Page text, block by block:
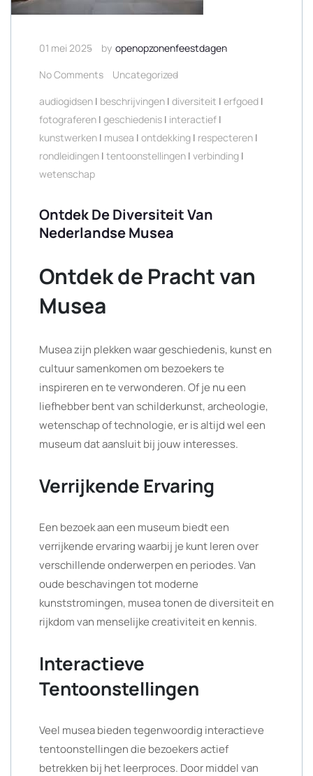
01 mei 2025 by openopzonenfeestdagen
No Comments
Uncategorized
audiogidsen | beschrijvingen | diversiteit | erfgoed |
fotograferen | geschiedenis | interactief |
kunstwerken | musea | ontdekking | respecteren |
rondleidingen | tentoonstellingen | verbinding |
wetenschap
Ontdek De Diversiteit Van
Nederlandse Musea
Ontdek de Pracht van
Musea
Musea zijn plekken waar geschiedenis, kunst en
cultuur samenkomen om bezoekers te
inspireren en te verwonderen. Of je nu een
liefhebber bent van schilderkunst, archeologie,
wetenschap of technologie, er is altijd wel een
museum dat aansluit bij jouw interesses.
Verrijkende Ervaring
Een bezoek aan een museum biedt een
verrijkende ervaring waarbij je kunt leren over
verschillende onderwerpen en periodes. Van
oude beschavingen tot moderne
kunststromingen, musea tonen de diversiteit en
rijkdom van menselijke creativiteit en kennis.
Interactieve
Tentoonstellingen
Veel musea bieden tegenwoordig interactieve
tentoonstellingen die bezoekers actief
betrekken bij het leerproces. Door middel van